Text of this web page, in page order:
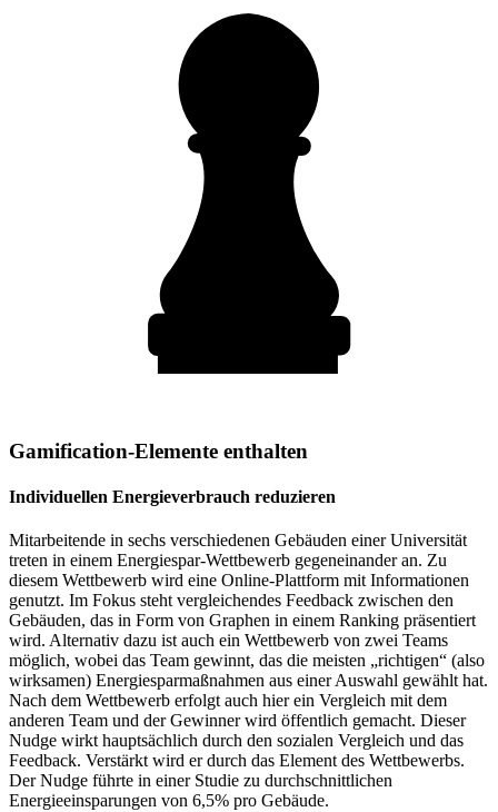
Gamification-Elemente enthalten
Individuellen Energieverbrauch reduzieren
Mitarbeitende in sechs verschiedenen Gebäuden einer Universität
treten in einem Energiespar-Wettbewerb gegeneinander an. Zu
diesem Wettbewerb wird eine Online-Plattform mit Informationen
genutzt. Im Fokus steht vergleichendes Feedback zwischen den
Gebäuden, das in Form von Graphen in einem Ranking präsentiert
wird. Alternativ dazu ist auch ein Wettbewerb von zwei Teams
möglich, wobei das Team gewinnt, das die meisten „richtigen“ (also
wirksamen) Energiesparmaßnahmen aus einer Auswahl gewählt hat.
Nach dem Wettbewerb erfolgt auch hier ein Vergleich mit dem
anderen Team und der Gewinner wird öffentlich gemacht. Dieser
Nudge wirkt hauptsächlich durch den sozialen Vergleich und das
Feedback. Verstärkt wird er durch das Element des Wettbewerbs.
Der Nudge führte in einer Studie zu durchschnittlichen
Energieeinsparungen von 6,5% pro Gebäude.